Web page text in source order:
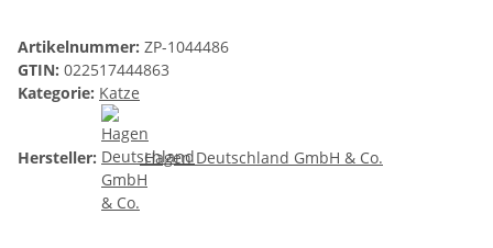
Artikelnummer: ZP-1044486
GTIN: 022517444863
Kategorie: Katze
Hersteller: Hagen Deutschland GmbH & Co.